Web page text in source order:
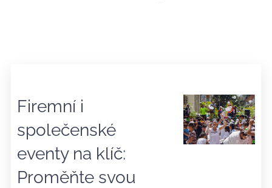
Firemní i
společenské
eventy na klíč:
Proměňte svou